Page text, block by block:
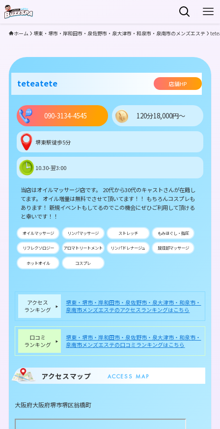
ホーム 堺東・堺市・岸和田市・泉佐野市・泉大津市・和泉市・泉南市のメンズエステ
teteatete 店舗HP
090-3134-4545 120分18,000円～
堺東駅徒歩5分
10.30-翌3:00
当店はオイルマッサージ店です。 20代から30代のキャストさんが在籍し
てます。 オイル増量は無料でさせて頂いてます！！ もちろんコスプレも
あります！ 新規イベントもしてるのでこの機会にぜひご利用して頂ける
と幸いです！！
オイルマッサージ リンパマッサージ ストレッチ もみほぐし・指圧
リフレクソロジー アロマトリートメント リンパドレナージュ 鼠径部マッサージ
ホットオイル コスプレ
アクセス
ランキング
堺東・堺市・岸和田市・泉佐野市・泉大津市・和泉市・
泉南市メンズエステのアクセスランキングはこちら
口コミ
ランキング
堺東・堺市・岸和田市・泉佐野市・泉大津市・和泉市・
泉南市メンズエステの口コミランキングはこちら
アクセスマップ ACCESS MAP
大阪府大阪府堺市堺区翁橋町